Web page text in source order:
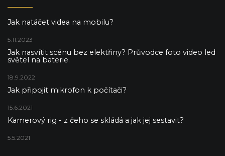
Jak natáčet videa na mobilu?
5.11.2023
Jak nasvítit scénu bez elektřiny? Průvodce foto video led
světel na baterie.
18.9.2022
Jak připojit mikrofon k počítači?
15.6.2021
Kamerový rig - z čeho se skládá a jak jej sestavit?
5.5.2021